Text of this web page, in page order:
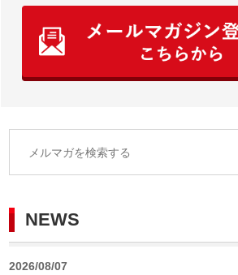
NEWS
2026/08/07